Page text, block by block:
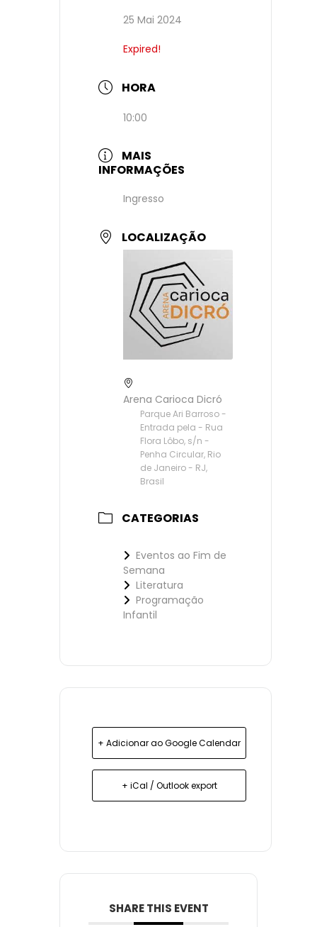
25 Mai 2024
Expired!
HORA
10:00
MAIS
INFORMAÇÕES
Ingresso
LOCALIZAÇÃO
Arena Carioca Dicró
Parque Ari Barroso -
Entrada pela - Rua
Flora Lôbo, s/n -
Penha Circular, Rio
de Janeiro - RJ,
Brasil
CATEGORIAS
Eventos ao Fim de
Semana
Literatura
Programação
Infantil
+ Adicionar ao Google Calendar
+ iCal / Outlook export
SHARE THIS EVENT